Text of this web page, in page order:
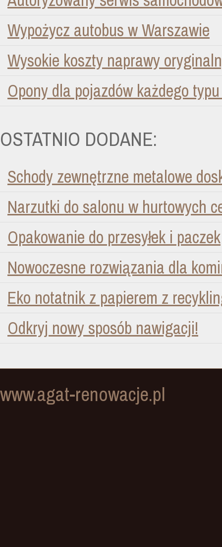
Wypożycz autobus w Warszawie
Wysokie koszty naprawy
Opony dla pojazdów każdego
OSTATNIO DODANE:
Schody zewnętrzne metalowe
Narzutki do salonu w hurtowych
Opakowanie do przesyłek i paczek
Nowoczesne rozwiązania dla
Eko notatnik z papierem z
Odkryj nowy sposób nawigacji!
www.agat-renowacje.pl